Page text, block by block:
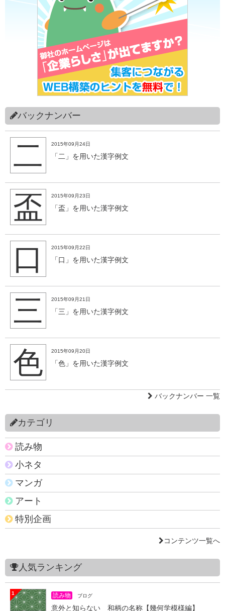
バックナンバー
二 2015年09月24日
「二」を用いた漢字例文
盃 2015年09月23日
「盃」を用いた漢字例文
口 2015年09月22日
「口」を用いた漢字例文
三 2015年09月21日
「三」を用いた漢字例文
色 2015年09月20日
「色」を用いた漢字例文
バックナンバー 一覧
カテゴリ
読み物
小ネタ
マンガ
アート
特別企画
コンテンツ一覧へ
人気ランキング
1 読み物 ブログ
意外と知らない 和柄の名称【幾何学模様編】